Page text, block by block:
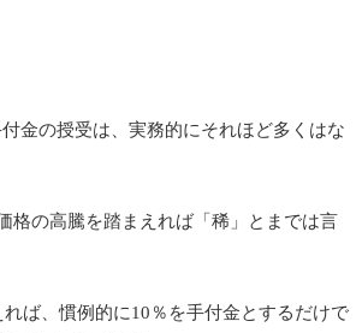
金の授受は、実務的にそれほど多くはな
格の高騰を踏まえれば「稀」とまでは言
ば、慣例的に10％を手付金とするだけで